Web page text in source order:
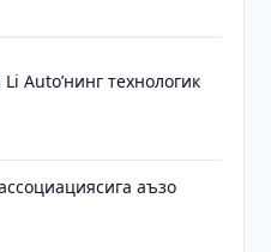
Auto’нинг технологик
аъзо